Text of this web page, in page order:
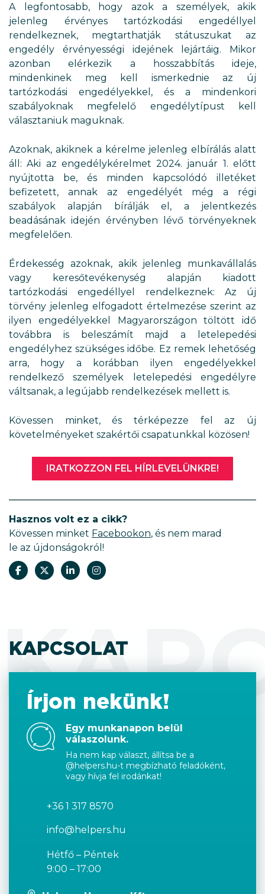
A legfontosabb, hogy azok a személyek, akik
jelenleg érvényes tartózkodási engedéllyel
rendelkeznek, megtarthatják státuszukat az
engedély érvényességi idejének lejártáig. Mikor
azonban elérkezik a hosszabbítás ideje,
mindenkinek meg kell ismerkednie az új
tartózkodási engedélyekkel, és a mindenkori
szabályoknak megfelelő engedélytípust kell
választaniuk maguknak.
Azoknak, akiknek a kérelme jelenleg elbírálás alatt
áll: Aki az engedélykérelmet 2024. január 1. előtt
nyújtotta be, és minden kapcsolódó illetéket
befizetett, annak az engedélyét még a régi
szabályok alapján bírálják el, a jelentkezés
beadásának idején érvényben lévő törvényeknek
megfelelően.
Érdekesség azoknak, akik jelenleg munkavállalás
vagy keresőtevékenység alapján kiadott
tartózkodási engedéllyel rendelkeznek: Az új
törvény jelenleg elfogadott értelmezése szerint az
ilyen engedélyekkel Magyarországon töltött idő
továbbra is beleszámít majd a letelepedési
engedélyhez szükséges időbe. Ez remek lehetőség
arra, hogy a korábban ilyen engedélyekkel
rendelkező személyek letelepedési engedélyre
váltsanak, a legújabb rendelkezések mellett is.
Kövessen minket, és térképezze fel az új
követelményeket szakértői csapatunkkal közösen!
IRATKOZZON FEL HÍRLEVELÜNKRE!
Hasznos volt ez a cikk?
Kövessen minket Facebookon, és nem marad
le az újdonságokról!
KAPCSOLAT
Írjon nekünk!
Egy munkanapon belül
válaszolunk.
Ha nem kap választ, állítsa be a
@helpers.hu-t megbízható feladóként,
vagy hívja fel irodánkat!
+36 1 317 8570
info@helpers.hu
Hétfő – Péntek
9:00 – 17:00